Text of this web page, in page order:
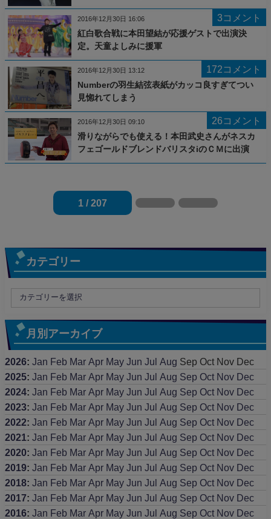
3コメント
紅白歌合戦に本田望結が応援ゲストで出演決
定。天童よしみに援軍
2016年12月30日 16:06
172コメント
Numberの羽生結弦表紙がカッコ良すぎてつい
見惚れてしまう
2016年12月30日 13:12
26コメント
滑りながらでも使える！本田武史さんがネスカ
フェゴールドブレンドバリスタiのＣＭに出演
2016年12月30日 09:10
1 / 207
カテゴリー
月別アーカイブ
2026: Jan Feb Mar Apr May Jun Jul Aug Sep Oct Nov Dec
2025: Jan Feb Mar Apr May Jun Jul Aug Sep Oct Nov Dec
2024: Jan Feb Mar Apr May Jun Jul Aug Sep Oct Nov Dec
2023: Jan Feb Mar Apr May Jun Jul Aug Sep Oct Nov Dec
2022: Jan Feb Mar Apr May Jun Jul Aug Sep Oct Nov Dec
2021 : Jan Feb Mar Apr May Jun Jul Aug Sep Oct Nov Dec
2020: Jan Feb Mar Apr May Jun Jul Aug Sep Oct Nov Dec
2019: Jan Feb Mar Apr May Jun Jul Aug Sep Oct Nov Dec
2018: Jan Feb Mar Apr May Jun Jul Aug Sep Oct Nov Dec
2017: Jan Feb Mar Apr May Jun Jul Aug Sep Oct Nov Dec
2016: Jan Feb Mar Apr May Jun Jul Aug Sep Oct Nov Dec